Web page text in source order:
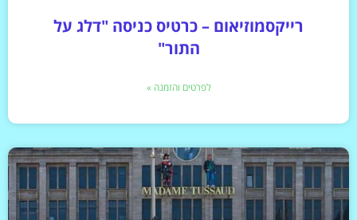
רייקסמוזיאום – כרטיס כניסה "דלג על
התור"
לפרטים והזמנה »